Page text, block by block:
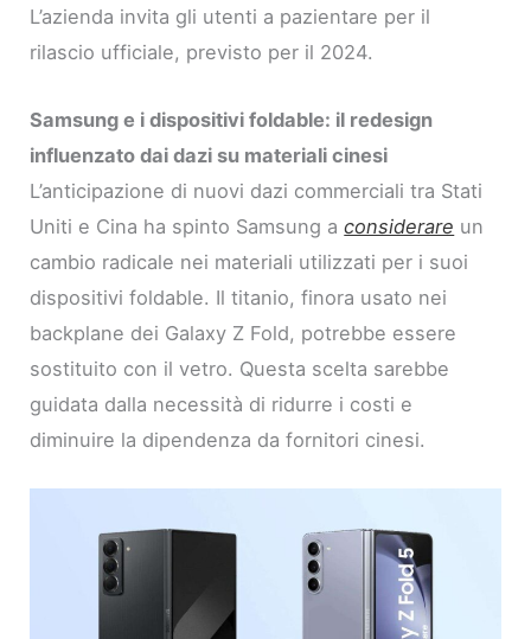
L’azienda invita gli utenti a pazientare per il
rilascio ufficiale, previsto per il 2024.
Samsung e i dispositivi foldable: il redesign
influenzato dai dazi su materiali cinesi
L’anticipazione di nuovi dazi commerciali tra Stati
Uniti e Cina ha spinto Samsung aconsiderare un
cambio radicale nei materiali utilizzati per i suoi
dispositivi foldable. Il titanio, finora usato nei
backplane dei Galaxy Z Fold, potrebbe essere
sostituito con il vetro. Questa scelta sarebbe
guidata dalla necessità di ridurre i costi e
diminuire la dipendenza da fornitori cinesi.